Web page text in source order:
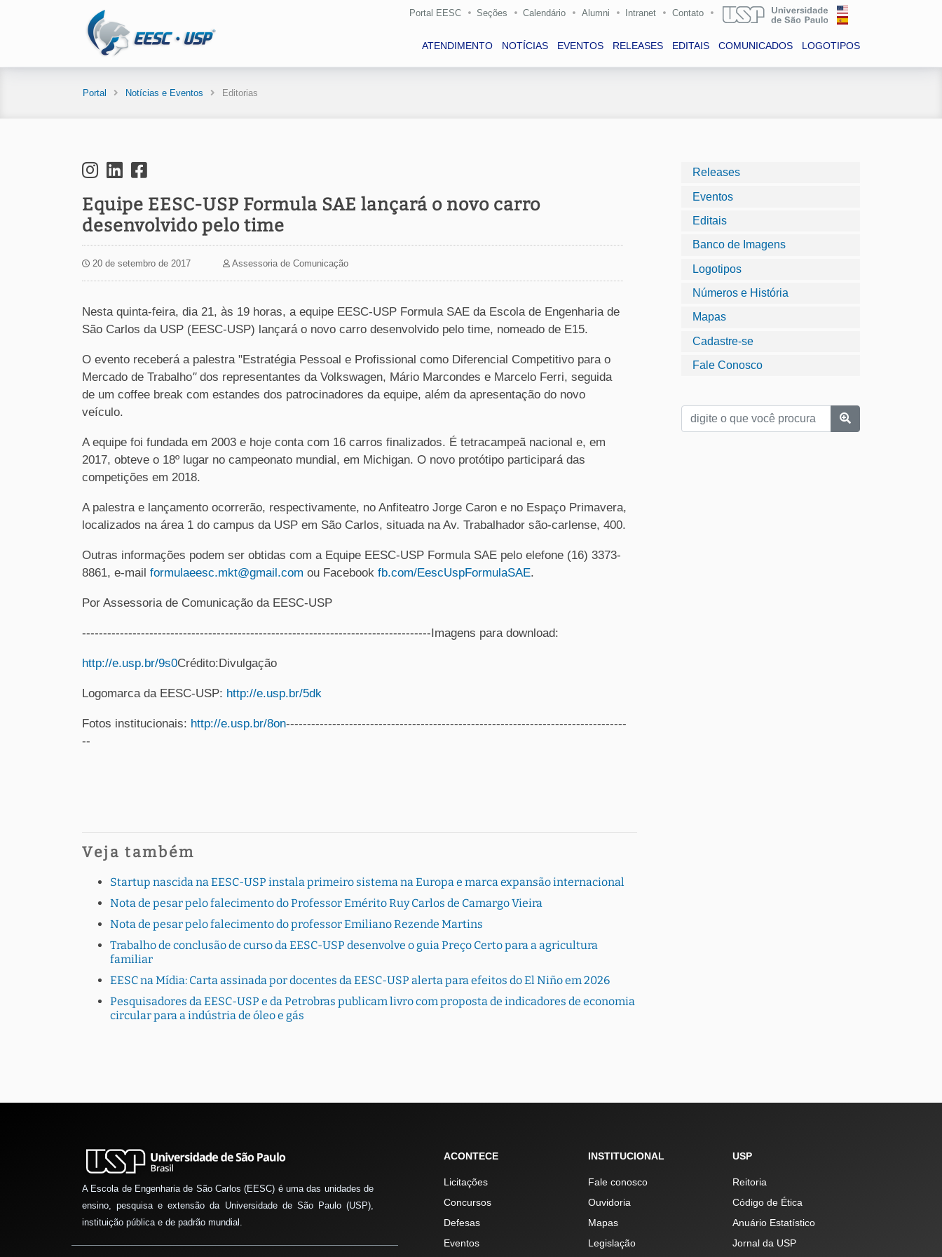
Portal EESC Seções Calendário Alumni Intranet Contato
ATENDIMENTO NOTÍCIAS EVENTOS RELEASES EDITAIS COMUNICADOS LOGOTIPOS
Portal Notícias e Eventos Editorias
Equipe EESC-USP Formula SAE lançará o novo carro
desenvolvido pelo time
20 de setembro de 2017 Assessoria de Comunicação
Nesta quinta-feira, dia 21, às 19 horas, a equipe EESC-USP Formula SAE da Escola de Engenharia de
São Carlos da USP (EESC-USP) lançará o novo carro desenvolvido pelo time, nomeado de E15.
O evento receberá a palestra "Estratégia Pessoal e Profissional como Diferencial Competitivo para o
Mercado de Trabalho"dos representantes da Volkswagen, Mário Marcondes e Marcelo Ferri, seguida
de um coffee break com estandes dos patrocinadores da equipe, além da apresentação do novo
veículo.
A equipe foi fundada em 2003 e hoje conta com 16 carros finalizados. É tetracampeã nacional e, em
2017, obteve o 18º lugar no campeonato mundial, em Michigan. O novo protótipo participará das
competições em 2018.
A palestra e lançamento ocorrerão, respectivamente, no Anfiteatro Jorge Caron e no Espaço Primavera,
localizados na área 1 do campus da USP em São Carlos, situada na Av. Trabalhador são-carlense, 400.
Outras informações podem ser obtidas com a Equipe EESC-USP Formula SAE pelo elefone (16) 3373-
8861, e-mail formulaeesc.mkt@gmail.com ou Facebook fb.com/EescUspFormulaSAE.
Por Assessoria de Comunicação da EESC-USP
-----------------------------------------------------------------------------------Imagens para download:
http://e.usp.br/9s0Crédito:Divulgação
Logomarca da EESC-USP: http://e.usp.br/5dk
Fotos institucionais: http://e.usp.br/8on---------------------------------------------------------------------------------
--
Veja também
Startup nascida na EESC-USP instala primeiro sistema na Europa e marca expansão internacional
Nota de pesar pelo falecimento do Professor Emérito Ruy Carlos de Camargo Vieira
Nota de pesar pelo falecimento do professor Emiliano Rezende Martins
Trabalho de conclusão de curso da EESC-USP desenvolve o guia Preço Certo para a agricultura
familiar
EESC na Mídia: Carta assinada por docentes da EESC-USP alerta para efeitos do El Niño em 2026
Pesquisadores da EESC-USP e da Petrobras publicam livro com proposta de indicadores de economia
circular para a indústria de óleo e gás
Releases
Eventos
Editais
Banco de Imagens
Logotipos
Números e História
Mapas
Cadastre-se
Fale Conosco
A Escola de Engenharia de São Carlos (EESC) é uma das unidades de
ensino, pesquisa e extensão da Universidade de São Paulo (USP),
instituição pública e de padrão mundial.
ACONTECE
Licitações
Concursos
Defesas
Eventos
INSTITUCIONAL
Fale conosco
Ouvidoria
Mapas
Legislação
USP
Reitoria
Código de Ética
Anuário Estatístico
Jornal da USP